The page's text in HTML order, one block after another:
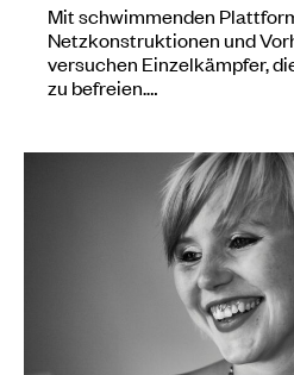
Mit schwimmenden
Netzkonstruktionen und
versuchen Einzelkämpfer,
zu befreien.…